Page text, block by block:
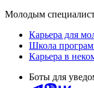
Молодым
Карьера для
Школа
Карьера в
Боты для